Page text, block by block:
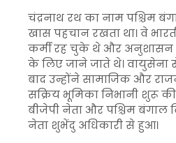
चंद्रनाथ रथ का नाम पश्चिम
खास पहचान रखता था। वे
कर्मी रह चुके थे और अनुशासन
के लिए जाने जाते थे।
बाद उन्होंने सामाजिक और
सक्रिय भूमिका निभानी शुरू
बीजेपी नेता और पश्चिम बंगाल
नेता शुभेंदु अधिकारी से हुआ।